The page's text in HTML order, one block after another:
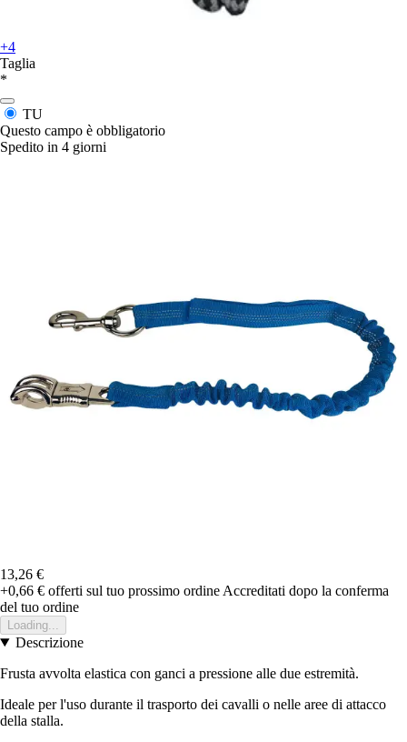
+4
Taglia
*
TU
Questo campo è obbligatorio
Spedito in 4 giorni
13,26 €
+0,66 € offerti sul tuo prossimo ordine Accreditati dopo la conferma
del tuo ordine
Loading...
Descrizione
Frusta avvolta elastica con ganci a pressione alle due estremità.
Ideale per l'uso durante il trasporto dei cavalli o nelle aree di attacco
della stalla.